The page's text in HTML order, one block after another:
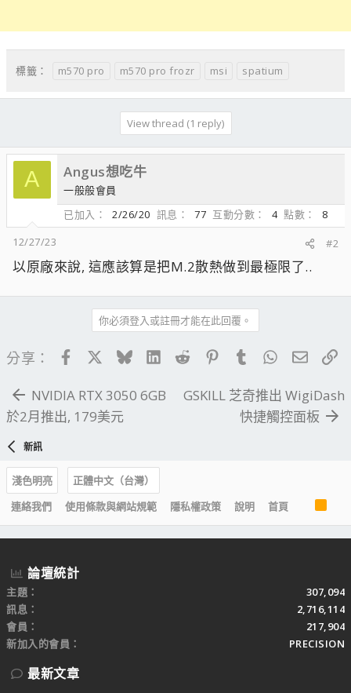
標籤： m570 pro m570 pro frozr msi spatium
View thread (1 reply)
A Angus想吃牛
一般般會員
已加入
2/26/20 訊息 77 互動分數 4 點數
8
12/27/23
#2
以原廠來說, 這應該算是把M.2散熱做到最極限了..
你必須登入或註冊才能在此回覆。
分享： FacebookBlueskyLinkedIn
Reddit PinterestTumblrWhatsApp
電子
NVIDIA RTX 3050 6GB
於2月推出, 179美元
GSKILL 芝奇推出 WigiDash
快捷觸控面板
新訊
淺色明亮
正體中文（台灣）
連絡我們
使用條款與網站規範 隱私權政策 說明 首頁
R
S
S
論壇統計
主題
307,094
訊息
2,716,114
會員
217,904
新加入的會員
PRECISION
最新文章